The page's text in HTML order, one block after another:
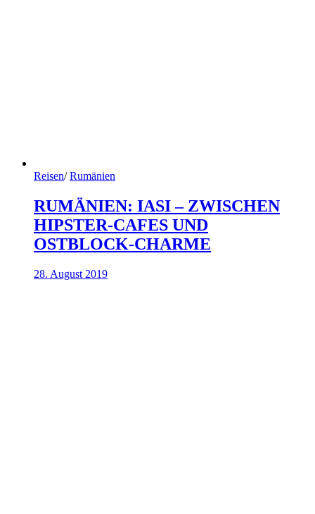
Reisen/ Rumänien
RUMÄNIEN: IASI – ZWISCHEN
HIPSTER-CAFES UND
OSTBLOCK-CHARME
28. August 2019